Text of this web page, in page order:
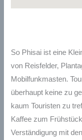
So Phisai ist eine
von Reisfelder,
Mobilfunkmasten.
überhaupt keine zu
kaum Touristen zu
Kaffee zum
Verständigung mit